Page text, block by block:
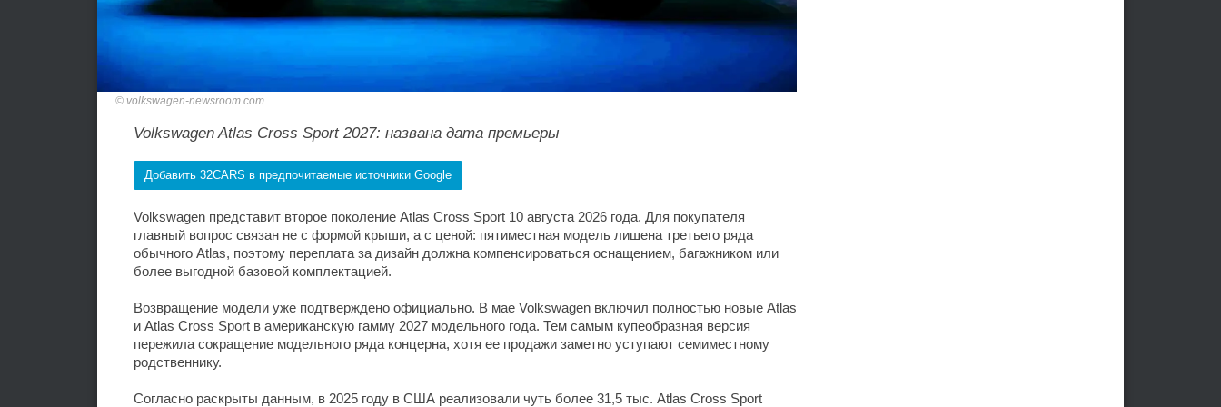
volkswagen-newsroom.com
Volkswagen Atlas Cross Sport 2027: названа дата премьеры
Добавить 32CARS в предпочитаемые источники Google
Volkswagen представит второе поколение Atlas Cross Sport 10 августа 2026 года. Для покупателя
главный вопрос связан не с формой крыши, а с ценой: пятиместная модель лишена третьего ряда
обычного Atlas, поэтому переплата за дизайн должна компенсироваться оснащением, багажником или
более выгодной базовой комплектацией.
Возвращение модели уже подтверждено официально. В мае Volkswagen включил полностью новые Atlas
и Atlas Cross Sport в американскую гамму 2027 модельного года. Тем самым купеобразная версия
пережила сокращение модельного ряда концерна, хотя ее продажи заметно уступают семиместному
родственнику.
Согласно раскрыты данным, в 2025 году в США реализовали чуть более 31,5 тыс. Atlas Cross Sport